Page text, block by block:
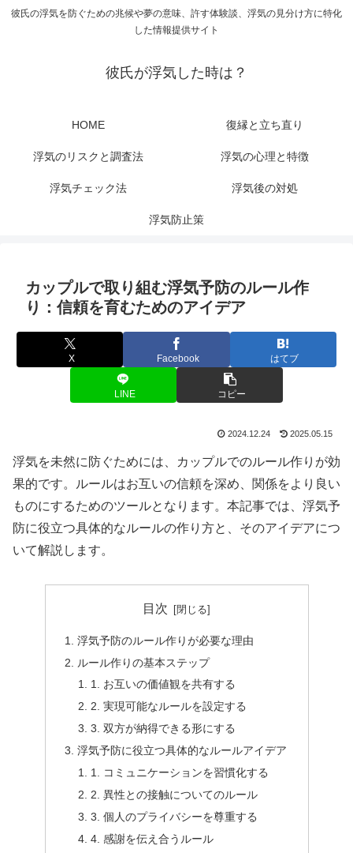
彼氏の浮気を防ぐための兆候や夢の意味、許す体験談、浮気の見分け方に特化
した情報提供サイト
彼氏が浮気した時は？
HOME 復縁と立ち直り
浮気のリスクと調査法 浮気の心理と特徴
浮気チェック法 浮気後の対処
浮気防止策
カップルで取り組む浮気予防のルール作
り：信頼を育むためのアイデア
X Facebook はてブ
LINE コピー
2024.12.24 2025.05.15
浮気を未然に防ぐためには、カップルでのルール作りが効
果的です。ルールはお互いの信頼を深め、関係をより良い
ものにするためのツールとなります。本記事では、浮気予
防に役立つ具体的なルールの作り方と、そのアイデアにつ
いて解説します。
目次
浮気予防のルール作りが必要な理由
ルール作りの基本ステップ
1. お互いの価値観を共有する
2. 実現可能なルールを設定する
3. 双方が納得できる形にする
浮気予防に役立つ具体的なルールアイデア
1. コミュニケーションを習慣化する
2. 異性との接触についてのルール
3. 個人のプライバシーを尊重する
4. 感謝を伝え合うルール